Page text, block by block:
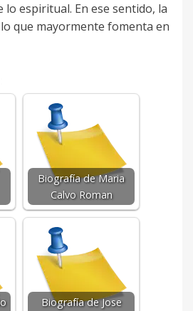
espiritual. En ese sentido, la
que mayormente fomenta en
Biografía de Maria
Calvo Roman
Biografía de Jose